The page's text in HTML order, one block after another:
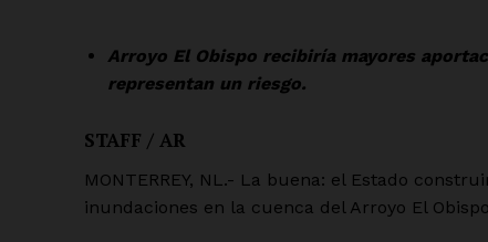
Arroyo El Obispo recibiría mayores
representan un riesgo.
STAFF / AR
MONTERREY, NL.- La buena: el Estado
inundaciones en la cuenca del Arroyo El